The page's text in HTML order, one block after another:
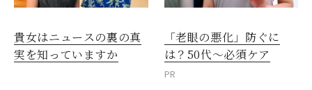
貴女はニュースの裏の真
実を知っていますか
「老眼の悪化」防ぐに
は？50代～必須ケア
PR
閉じる